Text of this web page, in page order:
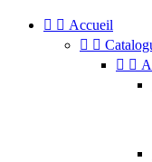
  Accueil
 
 